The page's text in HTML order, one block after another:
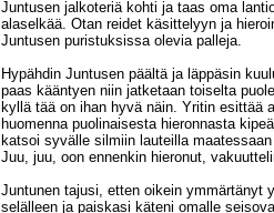
Juntusen jalkoteriä kohti ja taas oma
alaselkää. Otan reidet käsittelyyn ja
Juntusen puristuksissa olevia palleja.
Hypähdin Juntusen päältä ja läppäsin
paas kääntyen niin jatketaan toiselta
kyllä tää on ihan hyvä näin. Yritin esittää
huomenna puolinaisesta hieronnasta
katsoi syvälle silmiin lauteilla
Juu, juu, oon ennenkin hieronut,
Juntunen tajusi, etten oikein ymmärtänyt
selälleen ja paiskasi käteni omalle